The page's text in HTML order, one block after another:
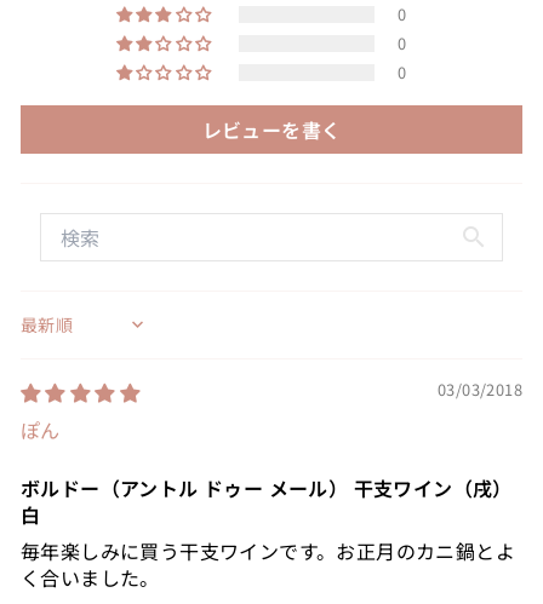
0
0
0
レビューを書く
Sort by
03/03/2018
ぽん
ボルドー（アントル ドゥー メール） 干支ワイン（戌）
白
毎年楽しみに買う干支ワインです。お正月のカニ鍋とよ
く合いました。